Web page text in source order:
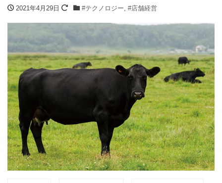
2021年4月29日 #テクノロジー, #店舗経営